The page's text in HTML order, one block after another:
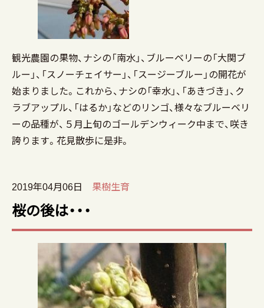
観光農園の果物、ナシの「南水」、ブルーベリーの「大関ブ
ルー」、「スノーチェイサー」、「スージーブルー」の開花が
始まりました。これから、ナシの「幸水」、「あきづき」、ク
ラブアップル、「はるか」などのリンゴ、様々なブルーベリ
ーの品種が、５月上旬のゴールデンウィーク中まで、咲き
誇ります。花見散歩に是非。
2019年04月06日 果樹生育
桜の後は・・・